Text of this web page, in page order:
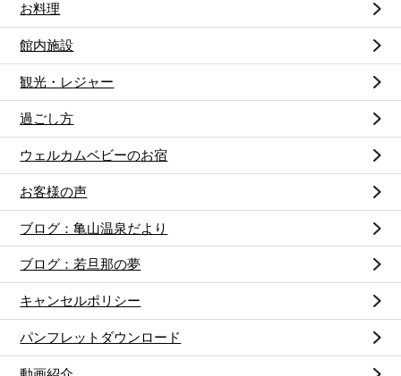
お料理
館内施設
観光・レジャー
過ごし方
ウェルカムベビーのお宿
お客様の声
ブログ：亀山温泉だより
ブログ：若旦那の夢
キャンセルポリシー
パンフレットダウンロード